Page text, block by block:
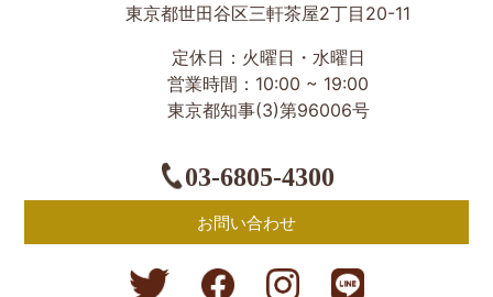
東京都世田谷区三軒茶屋2丁目20-11
定休日：火曜日・水曜日
営業時間：10:00 ~ 19:00
東京都知事(3)第96006号
03-6805-4300
お問い合わせ